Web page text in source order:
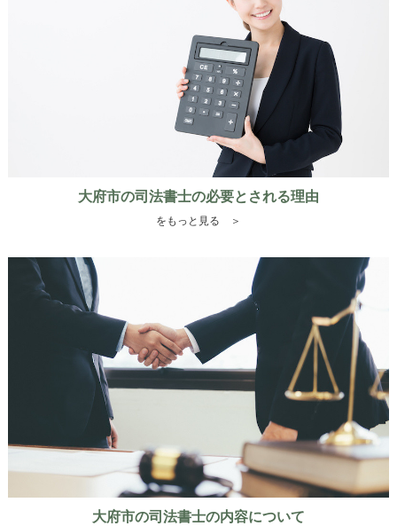
大府市の司法書士の必要とされる理由
をもっと見る ＞
大府市の司法書士の内容について